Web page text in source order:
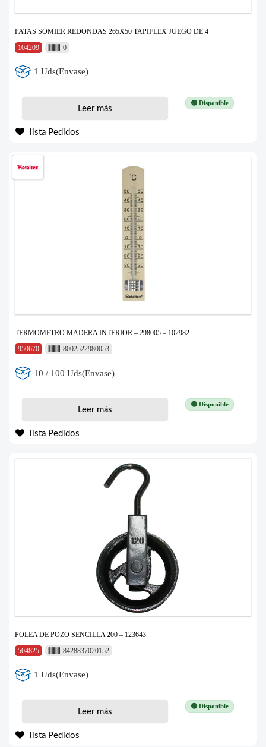
PATAS SOMIER REDONDAS 265X50 TAPIFLEX JUEGO DE 4
104209
0
1 Uds(Envase)
🟢 Disponible
Leer más
lista Pedidos
TERMOMETRO MADERA INTERIOR – 298005 – 102982
950670
8002522980053
10 / 100 Uds(Envase)
🟢 Disponible
Leer más
lista Pedidos
POLEA DE POZO SENCILLA 200 – 123643
504825
8428837020152
1 Uds(Envase)
🟢 Disponible
Leer más
lista Pedidos